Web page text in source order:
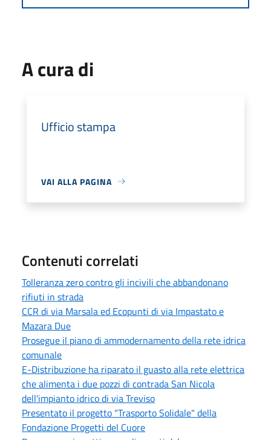
A cura di
Ufficio stampa
VAI ALLA PAGINA
Contenuti correlati
Tolleranza zero contro gli incivili che abbandonano
rifiuti in strada
CCR di via Marsala ed Ecopunti di via Impastato e
Mazara Due
Prosegue il piano di ammodernamento della rete idrica
comunale
E-Distribuzione ha riparato il guasto alla rete elettrica
che alimenta i due pozzi di contrada San Nicola
dell'impianto idrico di via Treviso
Presentato il progetto "Trasporto Solidale" della
Fondazione Progetti del Cuore